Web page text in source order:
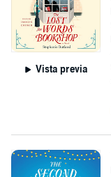
Vista previa